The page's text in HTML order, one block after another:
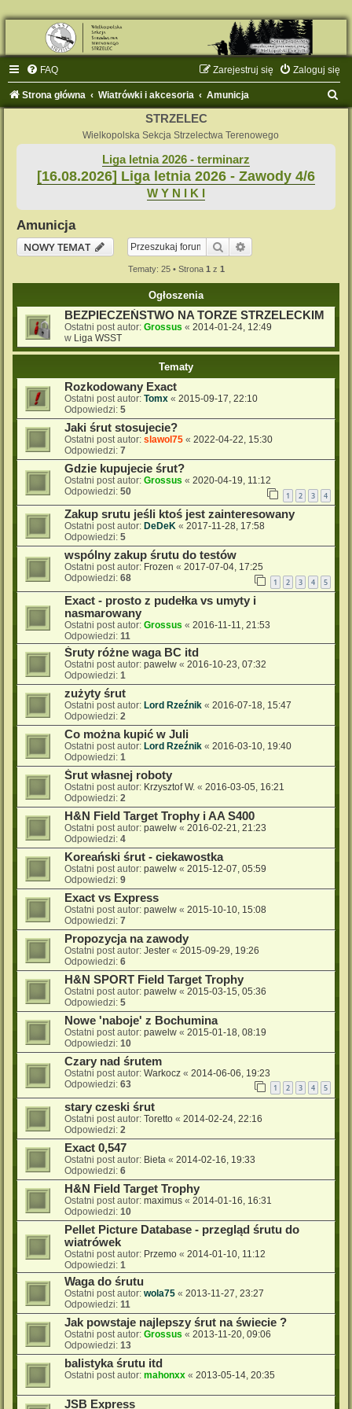
FAQ Zaloguj się
Zarejestruj się
Strona główna Wiatrówki i akcesoria Amunicja
STRZELEC
Wielkopolska Sekcja Strzelectwa Terenowego
Liga letnia 2026 - terminarz
[16.08.2026] Liga letnia 2026 - Zawody 4/6
W Y N I K I
Amunicja
NOWY TEMAT
Szukaj
Tematy: 25 • Strona 1 z 1
Ogłoszenia
BEZPIECZEŃSTWO NA TORZE STRZELECKIM
Ostatni post autor: Grossus « 2014-01-24, 12:49
w Liga WSST
Tematy
Rozkodowany Exact
Ostatni post autor: Tomx « 2015-09-17, 22:10
Odpowiedzi: 5
Jaki śrut stosujecie?
Ostatni post autor: slawol75 « 2022-04-22, 15:30
Odpowiedzi: 7
Gdzie kupujecie śrut?
Ostatni post autor: Grossus « 2020-04-19, 11:12
Odpowiedzi: 50 1 2 3 4
Zakup srutu jeśli ktoś jest zainteresowany
Ostatni post autor: DeDeK « 2017-11-28, 17:58
Odpowiedzi: 5
wspólny zakup śrutu do testów
Ostatni post autor: Frozen « 2017-07-04, 17:25
Odpowiedzi: 68 1 2 3 4 5
Exact - prosto z pudełka vs umyty i
nasmarowany
Ostatni post autor: Grossus « 2016-11-11, 21:53
Odpowiedzi: 11
Śruty różne waga BC itd
Ostatni post autor: pawelw « 2016-10-23, 07:32
Odpowiedzi: 1
zużyty śrut
Ostatni post autor: Lord Rzeźnik « 2016-07-18, 15:47
Odpowiedzi: 2
Co można kupić w Juli
Ostatni post autor: Lord Rzeźnik « 2016-03-10, 19:40
Odpowiedzi: 1
Śrut własnej roboty
Ostatni post autor: Krzysztof W. « 2016-03-05, 16:21
Odpowiedzi: 2
H&N Field Target Trophy i AA S400
Ostatni post autor: pawelw « 2016-02-21, 21:23
Odpowiedzi: 4
Koreański śrut - ciekawostka
Ostatni post autor: pawelw « 2015-12-07, 05:59
Odpowiedzi: 9
Exact vs Express
Ostatni post autor: pawelw « 2015-10-10, 15:08
Odpowiedzi: 7
Propozycja na zawody
Ostatni post autor: Jester « 2015-09-29, 19:26
Odpowiedzi: 6
H&N SPORT Field Target Trophy
Ostatni post autor: pawelw « 2015-03-15, 05:36
Odpowiedzi: 5
Nowe 'naboje' z Bochumina
Ostatni post autor: pawelw « 2015-01-18, 08:19
Odpowiedzi: 10
Czary nad śrutem
Ostatni post autor: Warkocz « 2014-06-06, 19:23
Odpowiedzi: 63 1 2 3 4 5
stary czeski śrut
Ostatni post autor: Toretto « 2014-02-24, 22:16
Odpowiedzi: 2
Exact 0,547
Ostatni post autor: Bieta « 2014-02-16, 19:33
Odpowiedzi: 6
H&N Field Target Trophy
Ostatni post autor: maximus « 2014-01-16, 16:31
Odpowiedzi: 10
Pellet Picture Database - przegląd śrutu do
wiatrówek
Ostatni post autor: Przemo « 2014-01-10, 11:12
Odpowiedzi: 1
Waga do śrutu
Ostatni post autor: wola75 « 2013-11-27, 23:27
Odpowiedzi: 11
Jak powstaje najlepszy śrut na świecie ?
Ostatni post autor: Grossus « 2013-11-20, 09:06
Odpowiedzi: 13
balistyka śrutu itd
Ostatni post autor: mahonxx « 2013-05-14, 20:35
JSB Express